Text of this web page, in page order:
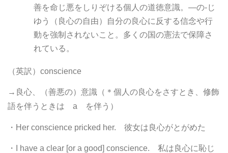
善を命じ悪をしりぞける個人の道徳意識。―の-じ
ゆう（良心の自由）自分の良心に反する信念や行
動を強制されないこと。多くの国の憲法で保障さ
れている。
（英訳）conscience
→良心、（善悪の）意識（＊個人の良心をさすとき、修飾
語を伴うときは a を伴う）
・Her conscience pricked her. 彼女は良心がとがめた
・I have a clear [or a good] conscience. 私は良心に恥じ